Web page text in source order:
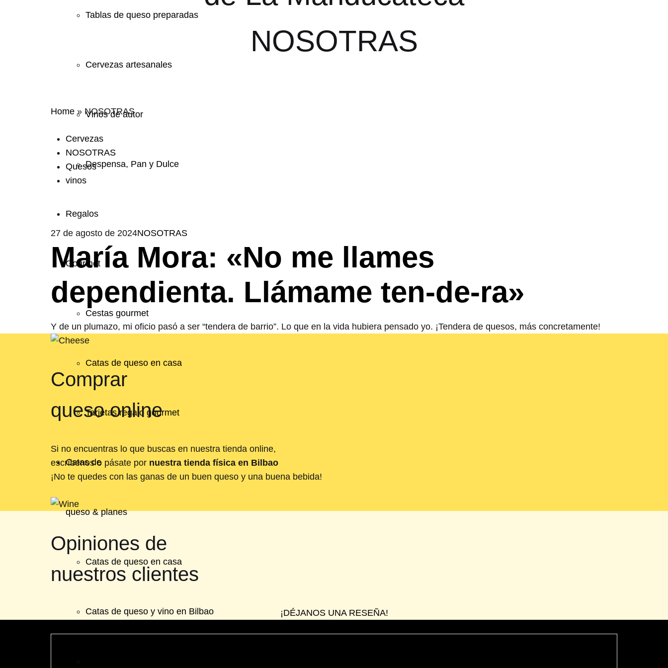
Tablas de queso preparadas
Cervezas artesanales
Vinos de autor
Despensa, Pan y Dulce
Regalos
Gourmet
Cestas gourmet
Catas de queso en casa
Tarjetas regalo gourmet
Catas de
queso & planes
Catas de queso en casa
Catas de queso y vino en Bilbao
NOSOTRAS
Home » NOSOTRAS
Cervezas
NOSOTRAS
Quesos
vinos
27 de agosto de 2024NOSOTRAS
María Mora: «No me llames
dependienta. Llámame ten-de-ra»
Y de un plumazo, mi oficio pasó a ser “tendera de barrio”. Lo que en la vida hubiera pensado yo. ¡Tendera de quesos, más concretamente!
Comprar
queso online
Si no encuentras lo que buscas en nuestra tienda online,
escríbenos o pásate por nuestra tienda física en Bilbao
¡No te quedes con las ganas de un buen queso y una buena bebida!
Opiniones de
nuestros clientes
¡DÉJANOS UNA RESEÑA!